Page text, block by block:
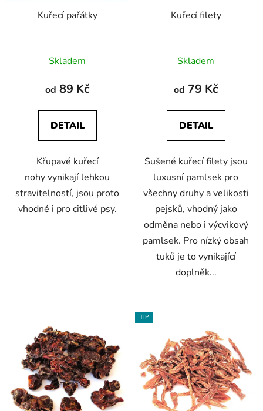
Kuřecí pařátky
hodnocení
produktu
5,0
z
hvězdiček.
Skladem
od 89 Kč
DETAIL
Křupavé kuřecí
nohy vynikají lehkou
stravitelností, jsou proto
vhodné i pro citlivé psy.
Kuřecí filety
hodnocení
produktu
5,0
z
hvězdiček.
Skladem
od 79 Kč
DETAIL
Sušené kuřecí filety jsou
luxusní pamlsek pro
všechny druhy a velikosti
pejsků, vhodný jako
odměna nebo i výcvikový
pamlsek. Pro nízký obsah
tuků je to vynikající
doplněk...
TIP